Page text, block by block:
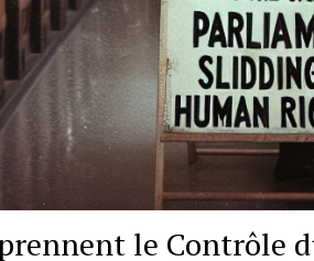
le Contrôle